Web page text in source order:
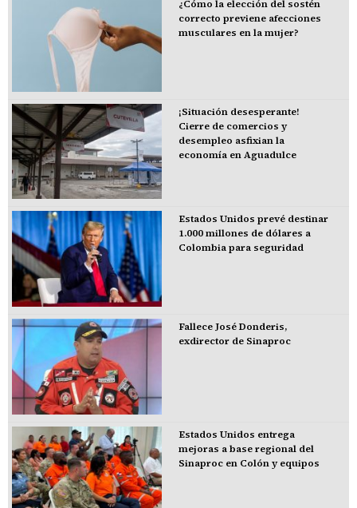
¿Cómo la elección del sostén
correcto previene afecciones
musculares en la mujer?
¡Situación desesperante!
Cierre de comercios y
desempleo asfixian la
economía en Aguadulce
Estados Unidos prevé destinar
1.000 millones de dólares a
Colombia para seguridad
Fallece José Donderis,
exdirector de Sinaproc
Estados Unidos entrega
mejoras a base regional del
Sinaproc en Colón y equipos